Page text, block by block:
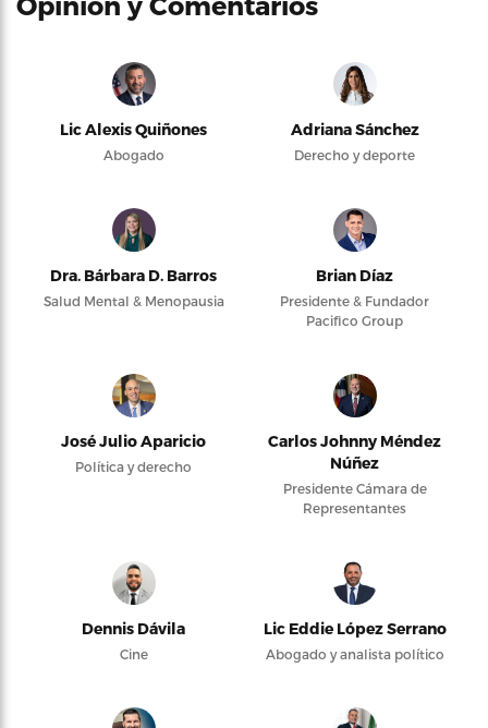
Lic Alexis Quiñones
Abogado
Adriana Sánchez
Derecho y deporte
Dra. Bárbara D. Barros
Salud Mental & Menopausia
Brian Díaz
Presidente & Fundador
Pacifico Group
José Julio Aparicio
Política y derecho
Carlos Johnny Méndez
Núñez
Presidente Cámara de
Representantes
Dennis Dávila
Cine
Lic Eddie López Serrano
Abogado y analista político